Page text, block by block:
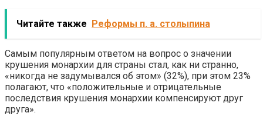
Читайте также Реформы п. а. столыпина
Самым популярным ответом на вопрос о значении
крушения монархии для страны стал, как ни странно,
«никогда не задумывался об этом» (32%), при этом 23%
полагают, что «положительные и отрицательные
последствия крушения монархии компенсируют друг
друга».